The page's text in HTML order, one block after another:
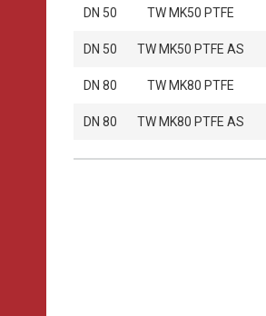
DN 50 TW MK50 PTFE
DN 50 TW MK50 PTFE AS
DN 80 TW MK80 PTFE
DN 80 TW MK80 PTFE AS